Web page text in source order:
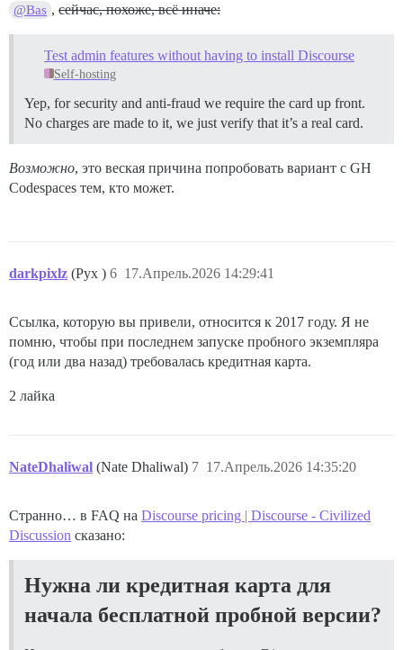
@Bas ,сейчас, похоже, всё иначе:
Test admin features without having to install Discourse
Self-hosting
Yep, for security and anti-fraud we require the card up front.
No charges are made to it, we just verify that it’s a real card.
Возможно, это веская причина попробовать вариант с GH
Codespaces тем, кто может.
darkpixlz (Pyx ) 17.Апрель.2026 14:29:41
6
Ссылка, которую вы привели, относится к 2017 году. Я не
помню, чтобы при последнем запуске пробного экземпляра
(год или два назад) требовалась кредитная карта.
2 лайка
NateDhaliwal (Nate Dhaliwal) 17.Апрель.2026 14:35:20
7
Странно… в FAQ на Discourse pricing | Discourse - Civilized
Discussion сказано:
Нужна ли кредитная карта для
начала бесплатной пробной версии?